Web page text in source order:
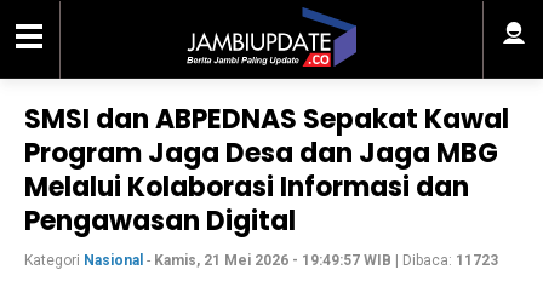
SMSI dan ABPEDNAS Sepakat Kawal
Program Jaga Desa dan Jaga MBG
Melalui Kolaborasi Informasi dan
Pengawasan Digital
Kategori Nasional - Kamis, 21 Mei 2026 - 19:49:57 WIB | Dibaca: 11723